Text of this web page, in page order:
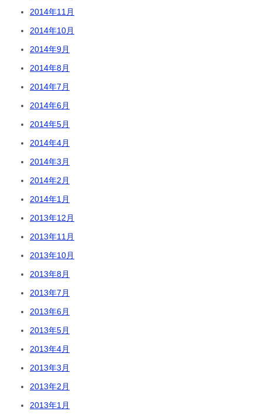
2014年11月
2014年10月
2014年9月
2014年8月
2014年7月
2014年6月
2014年5月
2014年4月
2014年3月
2014年2月
2014年1月
2013年12月
2013年11月
2013年10月
2013年8月
2013年7月
2013年6月
2013年5月
2013年4月
2013年3月
2013年2月
2013年1月